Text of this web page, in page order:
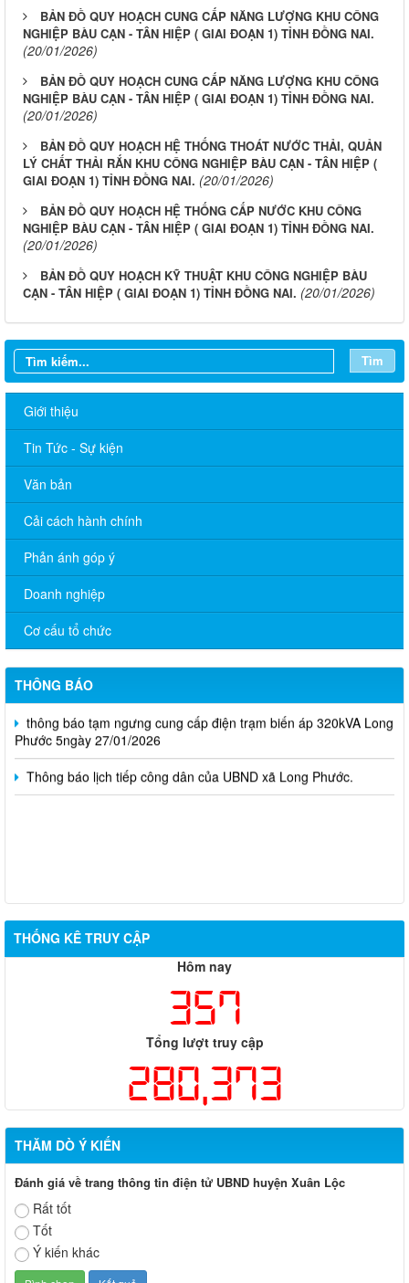
BẢN ĐỒ QUY HOẠCH CUNG CẤP NĂNG LƯỢNG KHU CÔNG
NGHIỆP BÀU CẠN - TÂN HIỆP ( GIAI ĐOẠN 1) TỈNH ĐỒNG NAI.
(20/01/2026)
BẢN ĐỒ QUY HOẠCH CUNG CẤP NĂNG LƯỢNG KHU CÔNG
NGHIỆP BÀU CẠN - TÂN HIỆP ( GIAI ĐOẠN 1) TỈNH ĐỒNG NAI.
(20/01/2026)
BẢN ĐỒ QUY HOẠCH HỆ THỐNG THOÁT NƯỚC THẢI, QUẢN
LÝ CHẤT THẢI RẮN KHU CÔNG NGHIỆP BÀU CẠN - TÂN HIỆP (
GIAI ĐOẠN 1) TỈNH ĐỒNG NAI. (20/01/2026)
BẢN ĐỒ QUY HOẠCH HỆ THỐNG CẤP NƯỚC KHU CÔNG
NGHIỆP BÀU CẠN - TÂN HIỆP ( GIAI ĐOẠN 1) TỈNH ĐỒNG NAI.
(20/01/2026)
BẢN ĐỒ QUY HOẠCH KỸ THUẬT KHU CÔNG NGHIỆP BÀU
CẠN - TÂN HIỆP ( GIAI ĐOẠN 1) TỈNH ĐỒNG NAI. (20/01/2026)
Tìm
Giới thiệu
Tin Tức - Sự kiện
Văn bản
Cải cách hành chính
Phản ánh góp ý
Doanh nghiệp
Cơ cấu tổ chức
THÔNG BÁO
CHUYÊN MỤC TUYỂN DỤNG
Phước - Phước Hòa xã Long Phước, tỉnh Đồng Nai.
thông báo tạm ngưng cung cấp điện trạm biến áp 320kVA Long
Phước 5ngày 27/01/2026
Thông báo lịch tiếp công dân của UBND xã Long Phước.
THỐNG KÊ TRUY CẬP
Hôm nay
357
Tổng lượt truy cập
280,373
THĂM DÒ Ý KIẾN
Đánh giá về trang thông tin điện tử UBND huyện Xuân Lộc
Rất tốt
Tốt
Ý kiến khác